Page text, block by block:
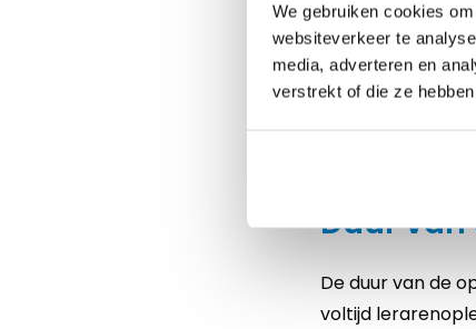
We gebruiken cookies
websiteverkeer te
media, adverteren en
verstrekt of die ze
Wij adviseren
het mbo
werk-/stageplek
aanspraak te
Duur
De duur van de
voltijd